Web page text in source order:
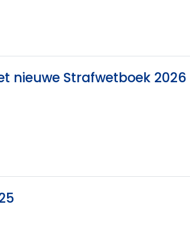
nieuwe Strafwetboek 2026